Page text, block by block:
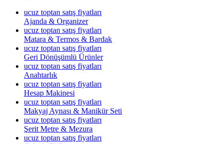
ucuz toptan satış fiyatları
Ajanda & Organizer
ucuz toptan satış fiyatları
Matara & Termos & Bardak
ucuz toptan satış fiyatları
Geri Dönüşümlü Ürünler
ucuz toptan satış fiyatları
Anahtarlık
ucuz toptan satış fiyatları
Hesap Makinesi
ucuz toptan satış fiyatları
Makyaj Aynası & Manikür Seti
ucuz toptan satış fiyatları
Şerit Metre & Mezura
ucuz toptan satış fiyatları